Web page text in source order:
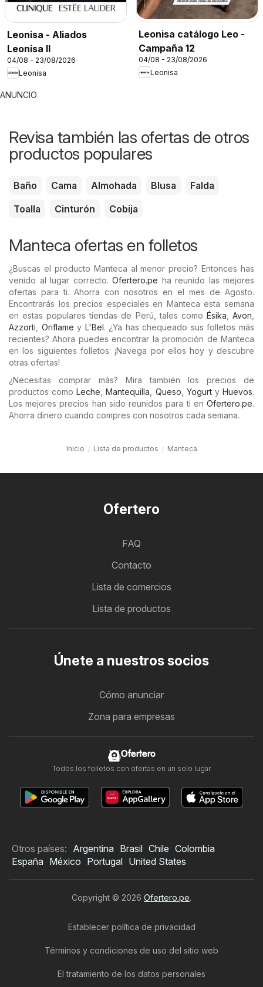
Leonisa - Aliados
Leonisa II
04/08 - 23/08/2026
Leonisa
Leonisa catálogo Leo -
Campaña 12
04/08 - 23/08/2026
Leonisa
ANUNCIO
Revisa también las ofertas de otros
productos populares
Baño Cama Almohada Blusa
Falda
Toalla
Cinturón Cobija
Manteca ofertas en folletos
¿Buscas el producto Manteca al menor precio? Entonces has
venido al lugar correcto. Ofertero.pe ha reunido las mejores
ofertas para ti. Ahorra con nosotros en el mes de Agosto.
Encontrarás los precios especiales en Manteca esta semana
en estas populares tiendas de Perú, tales como Ésika ,Avon
Azzorti
Oriflame y L'Bel. ¿Ya has chequeado sus folletos más
recientes? Ahora puedes encontrar la promoción de Manteca
en los siguientes folletos: ¡Navega por ellos hoy y descubre
otras ofertas!
¿Necesitas comprar más? Mira también los precios de
productos comoLeche ,Mantequilla Queso YogurtyHuevos.
Los mejores precios han sido reunidos para ti en Ofertero.pe.
Ahorra dinero cuando compres con nosotros cada semana.
Inicio Lista de productos Manteca
Ofertero
FAQ
Contacto
Lista de comercios
Lista de productos
Únete a nuestros socios
Cómo anunciar
Zona para empresas
Ofertero
Todos los folletos con ofertas en un solo lugar
Otros países: Argentina Brasil Chile Colombia
España México Portugal United States
Copyright © 2026 Ofertero.pe.
Establecer política de privacidad
Términos y condiciones de uso del sitio web
El tratamiento de los datos personales